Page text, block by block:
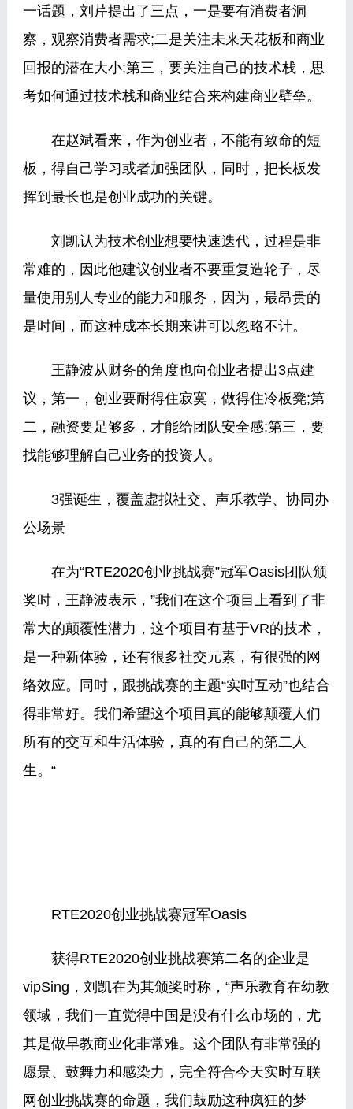
一话题，刘芹提出了三点，一是要有消费者洞
察，观察消费者需求;二是关注未来天花板和商业
回报的潜在大小;第三，要关注自己的技术栈，思
考如何通过技术栈和商业结合来构建商业壁垒。
在赵斌看来，作为创业者，不能有致命的短
板，得自己学习或者加强团队，同时，把长板发
挥到最长也是创业成功的关键。
刘凯认为技术创业想要快速迭代，过程是非
常难的，因此他建议创业者不要重复造轮子，尽
量使用别人专业的能力和服务，因为，最昂贵的
是时间，而这种成本长期来讲可以忽略不计。
王静波从财务的角度也向创业者提出3点建
议，第一，创业要耐得住寂寞，做得住冷板凳;第
二，融资要足够多，才能给团队安全感;第三，要
找能够理解自己业务的投资人。
3强诞生，覆盖虚拟社交、声乐教学、协同办
公场景
在为“RTE2020创业挑战赛”冠军Oasis团队颁
奖时，王静波表示，”我们在这个项目上看到了非
常大的颠覆性潜力，这个项目有基于VR的技术，
是一种新体验，还有很多社交元素，有很强的网
络效应。同时，跟挑战赛的主题“实时互动”也结合
得非常好。我们希望这个项目真的能够颠覆人们
所有的交互和生活体验，真的有自己的第二人
生。“
RTE2020创业挑战赛冠军Oasis
获得RTE2020创业挑战赛第二名的企业是
vipSing，刘凯在为其颁奖时称，“声乐教育在幼教
领域，我们一直觉得中国是没有什么市场的，尤
其是做早教商业化非常难。这个团队有非常强的
愿景、鼓舞力和感染力，完全符合今天实时互联
网创业挑战赛的命题，我们鼓励这种疯狂的梦